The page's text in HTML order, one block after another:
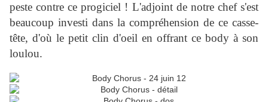
peste contre ce progiciel ! L'adjoint de notre chef s'est
beaucoup investi dans la compréhension de ce casse-
tête, d'où le petit clin d'oeil en offrant ce body à son
loulou.